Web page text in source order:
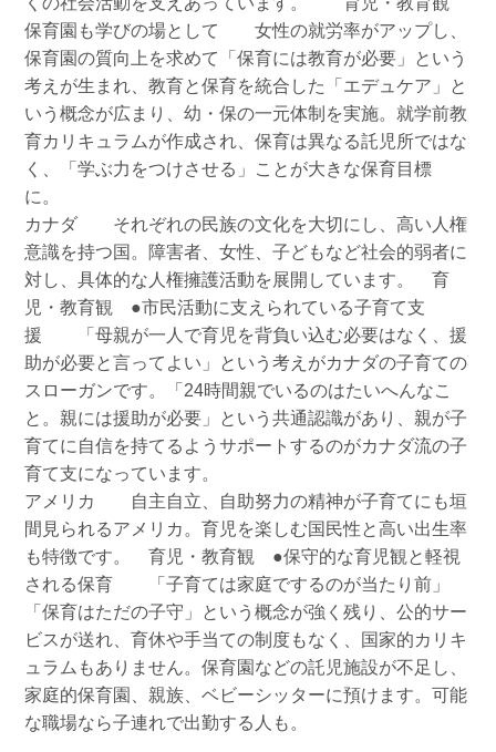
保育園も学びの場として 女性の就労率がアップし、
保育園の質向上を求めて「保育には教育が必要」という
考えが生まれ、教育と保育を統合した「エデュケア」と
いう概念が広まり、幼・保の一元体制を実施。就学前教
育カリキュラムが作成され、保育は異なる託児所ではな
く、「学ぶ力をつけさせる」ことが大きな保育目標
に。
カナダ それぞれの民族の文化を大切にし、高い人権
意識を持つ国。障害者、女性、子どもなど社会的弱者に
対し、具体的な人権擁護活動を展開しています。 育
児・教育観 ●市民活動に支えられている子育て支
援 「母親が一人で育児を背負い込む必要はなく、援
助が必要と言ってよい」という考えがカナダの子育ての
スローガンです。「24時間親でいるのはたいへんなこ
と。親には援助が必要」という共通認識があり、親が子
育てに自信を持てるようサポートするのがカナダ流の子
育て支になっています。
アメリカ 自主自立、自助努力の精神が子育てにも垣
間見られるアメリカ。育児を楽しむ国民性と高い出生率
も特徴です。 育児・教育観 ●保守的な育児観と軽視
される保育 「子育ては家庭でするのが当たり前」
「保育はただの子守」という概念が強く残り、公的サー
ビスが送れ、育休や手当ての制度もなく、国家的カリキ
ュラムもありません。保育園などの託児施設が不足し、
家庭的保育園、親族、ベビーシッターに預けます。可能
な職場なら子連れで出勤する人も。